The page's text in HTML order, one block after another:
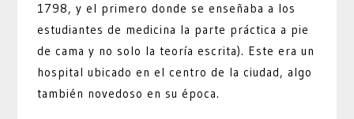
1798, y el primero donde se enseñaba a los
estudiantes de medicina la parte práctica a pie
de cama y no solo la teoría escrita). Este era un
hospital ubicado en el centro de la ciudad, algo
también novedoso en su época.